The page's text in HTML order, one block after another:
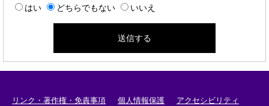
はい
どちらでもない いいえ
リンク・著作権・免責事項 個人情報保護 アクセシビリティ